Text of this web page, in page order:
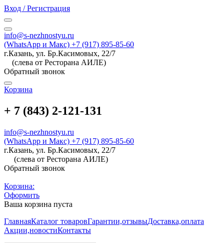
Вход / Регистрация
info@s-nezhnostyu.ru
(WhatsApp и Макс) +7 (917) 895-85-60
г.Казань, ул. Бр.Касимовых, 22/7
(слева от Ресторана АИЛЕ)
Обратный звонок
Корзина
+ 7 (843) 2-121-131
info@s-nezhnostyu.ru
(WhatsApp и Макс) +7 (917) 895-85-60
г.Казань, ул. Бр.Касимовых, 22/7
(слева от Ресторана АИЛЕ)
Обратный звонок
Корзина:
Оформить
Ваша корзина пуста
ГлавнаяКаталог товаровГарантии,отзывыДоставка,оплата
Акции,новостиКонтакты